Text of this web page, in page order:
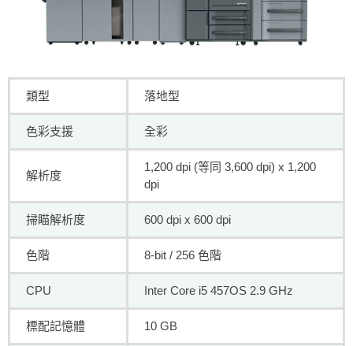
類型 落地型
色彩支援 全彩
解析度
1,200 dpi (等同 3,600 dpi) x 1,200
dpi
掃瞄解析度 600 dpi x 600 dpi
色階 8-bit / 256 色階
CPU Inter Core i5 457OS 2.9 GHz
標配記憶體 10 GB